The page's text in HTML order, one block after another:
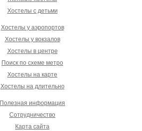
Хостелы с детьми
Хостелы у аэропортов
Хостелы у вокзалов
Хостелы в центре
Поиск по схеме метро
Хостелы на карте
Хостелы на длительно
Полезная информация
Сотрудничество
Карта сайта